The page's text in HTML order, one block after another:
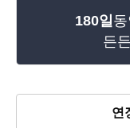
180일
든
연